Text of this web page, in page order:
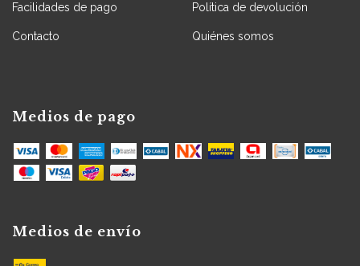
Facilidades de pago Política de devolución
Contacto Quiénes somos
Medios de pago
Medios de envío